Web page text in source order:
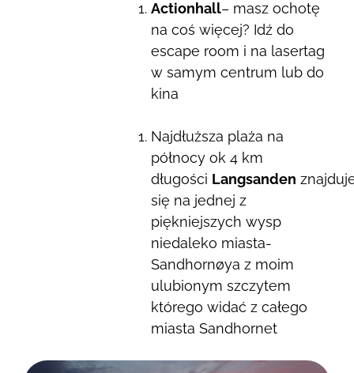
Actionhall– masz ochotę
na coś więcej? Idź do
escape room i na lasertag
w samym centrum lub do
kina
Najdłuższa plaża na
północy ok 4 km
długości Langsanden
się na jednej z
piękniejszych wysp
niedaleko miasta-
Sandhornøya z moim
ulubionym szczytem
którego widać z całego
miasta Sandhornet